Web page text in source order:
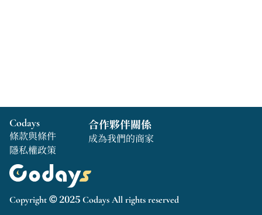
Copyright © 2025 Codays All rights reserved
Codays
條款與條件
隱私權政策
合作夥伴關係
成為我們的商家